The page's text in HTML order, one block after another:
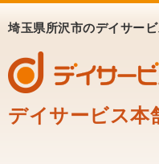
埼玉県所沢市のデイサー
デイサービス